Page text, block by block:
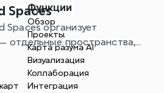
Spaces
Spaces организует
отдельные пространства,
и более четкое управление
Функции
Обзор
Проекты
Карта разума AI
Визуализация
Коллаборация
Интеграция